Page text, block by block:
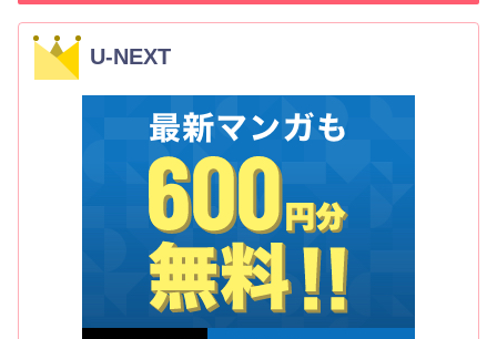
U-NEXT